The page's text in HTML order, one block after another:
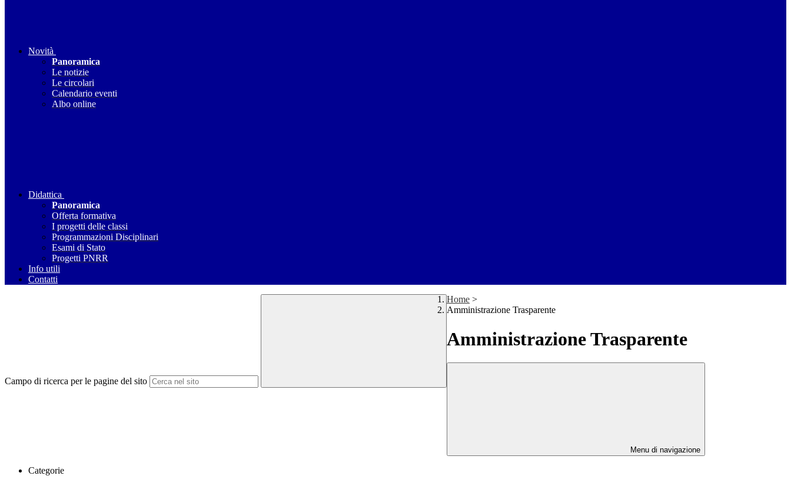
Novità
Panoramica
Le notizie
Le circolari
Calendario eventi
Albo online
Didattica
Panoramica
Offerta formativa
I progetti delle classi
Programmazioni Disciplinari
Esami di Stato
Progetti PNRR
Info utili
Contatti
Campo di ricerca per le pagine del sito
Home >
Amministrazione Trasparente
Amministrazione Trasparente
Menu di navigazione
Categorie